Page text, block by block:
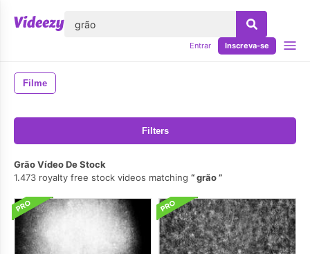
Entrar Inscreva-se
Filme
Filters
Grão Vídeo De Stock
1.473 royalty free stock videos matching
grão